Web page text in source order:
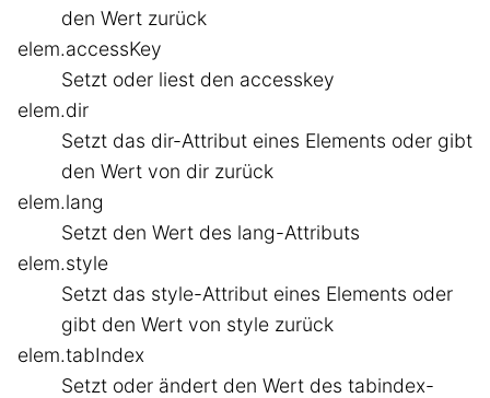
den Wert zurück
elem.accessKey
Setzt oder liest den accesskey
elem.dir
Setzt das dir-Attribut eines Elements oder gibt
den Wert von dir zurück
elem.lang
Setzt den Wert des lang-Attributs
elem.style
Setzt das style-Attribut eines Elements oder
gibt den Wert von style zurück
elem.tabIndex
Setzt oder ändert den Wert des tabindex-